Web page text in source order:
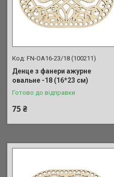
FN-OA16-23/18 (100211)
Денце з фанери ажурне
овальне -18 (16*23 см)
Готово до відправки
75 ₴